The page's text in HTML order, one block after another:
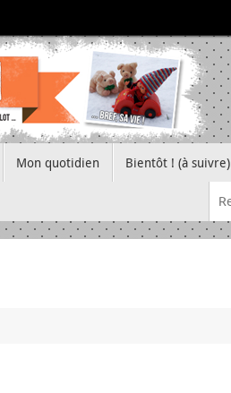
Mon quotidien Bientôt ! (à suivre)